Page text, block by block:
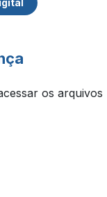
os arquivos